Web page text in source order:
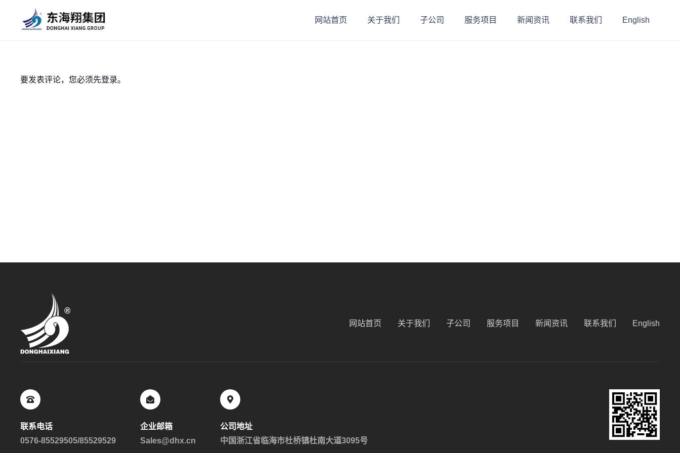
网站首页 关于我们 子公司 服务项目 新闻资讯 联系我们 English
要发表评论，您必须先登录。
网站首页 关于我们 子公司 服务项目 新闻资讯 联系我们 English
联系电话
0576-85529505/85529529
企业邮箱
Sales@dhx.cn
公司地址
中国浙江省临海市杜桥镇杜南大道3095号